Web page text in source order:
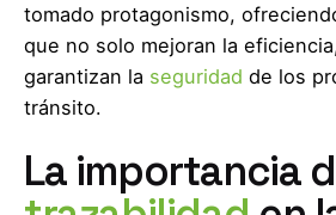
tomado protagonismo,
que no solo mejoran la
garantizan la seguridad de los
tránsito.
La importancia